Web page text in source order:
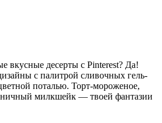
вкусные десерты с Pinterest? Да!
с палитрой сливочных гель-
поталью. Торт-мороженое,
милкшейк — твоей фантазии